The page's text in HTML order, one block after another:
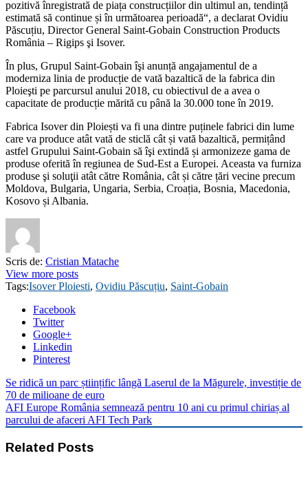
pozitivă înregistrată de piața construcțiilor din ultimul an, tendință
estimată să continue și în următoarea perioadă“, a declarat Ovidiu
Păscuțiu, Director General Saint-Gobain Construction Products
România – Rigips şi Isover.
În plus, Grupul Saint-Gobain îşi anunță angajamentul de a
moderniza linia de producție de vată bazaltică de la fabrica din
Ploieşti pe parcursul anului 2018, cu obiectivul de a avea o
capacitate de producție mărită cu până la 30.000 tone în 2019.
Fabrica Isover din Ploiești va fi una dintre puținele fabrici din lume
care va produce atât vată de sticlă cât și vată bazaltică, permițând
astfel Grupului Saint-Gobain să îşi extindă și armonizeze gama de
produse oferită în regiunea de Sud-Est a Europei. Aceasta va furniza
produse şi soluţii atât către România, cât și către țări vecine precum
Moldova, Bulgaria, Ungaria, Serbia, Croația, Bosnia, Macedonia,
Kosovo și Albania.
Scris de: Cristian Matache
View more posts
Tags:Isover Ploiesti, Ovidiu Păscuțiu, Saint-Gobain
Facebook
Twitter
Google+
Linkedin
Pinterest
Se ridică un parc științific lângă Laserul de la Măgurele, investiție de
70 de milioane de euro
AFI Europe România semnează pentru 10 ani cu primul chiriaș al
parcului de afaceri AFI Tech Park
Related Posts